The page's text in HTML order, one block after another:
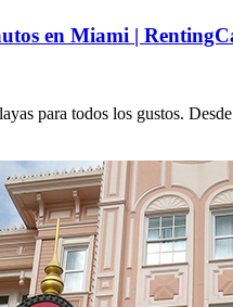
en Miami |
para todos los gustos.